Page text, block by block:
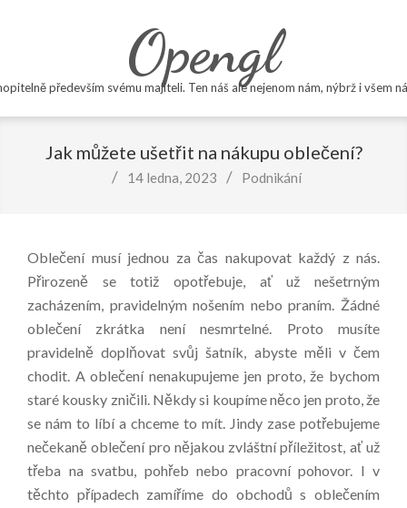
Opengl
především svému majiteli. Ten náš ale nejenom nám, nýbrž i všem
NavigationJak můžete ušetřit na nákupu oblečení?
14 ledna, 2023 Podnikání
Oblečení musí jednou za čas nakupovat každý z nás.
Přirozeně se totiž opotřebuje, ať už nešetrným
zacházením, pravidelným nošením nebo praním. Žádné
oblečení zkrátka není nesmrtelné. Proto musíte
pravidelně doplňovat svůj šatník, abyste měli v čem
chodit. A oblečení nenakupujeme jen proto, že bychom
staré kousky zničili. Někdy si koupíme něco jen proto, že
se nám to líbí a chceme to mít. Jindy zase potřebujeme
nečekaně oblečení pro nějakou zvláštní příležitost, ať už
třeba na svatbu, pohřeb nebo pracovní pohovor. I v
těchto případech zamíříme do obchodů s oblečením